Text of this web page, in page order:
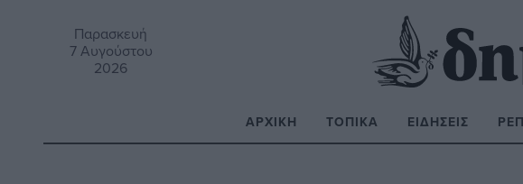
Παρασκευή
7 Αυγούστου
2026
ΑΡΧΙΚΉ ΤΟΠΙΚΆ ΕΙΔΉΣΕΙΣ